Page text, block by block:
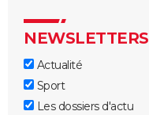
NEWSLETTERS
Actualité
Sport
Les dossiers d'actu